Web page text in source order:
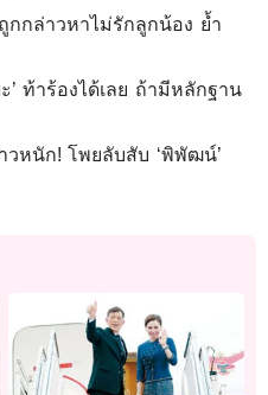
กกล่าวหาไม่รักลูกน้อง ย้ำ
ะ’ ท้าร้องได้เลย ถ้ามีหลักฐาน
วหนัก! โพยลับสับ ‘พิพัฒน์’